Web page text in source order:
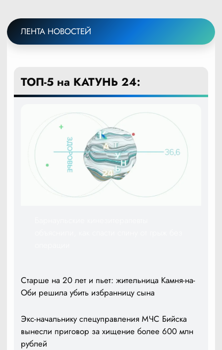
ЛЕНТА НОВОСТЕЙ
ТОП-5 на КАТУНЬ 24:
Старше на 20 лет и пьет: жительница Камня-на-
Оби решила убить избранницу сына
Экс-начальнику спецуправления МЧС Бийска
вынесли приговор за хищение более 600 млн
рублей